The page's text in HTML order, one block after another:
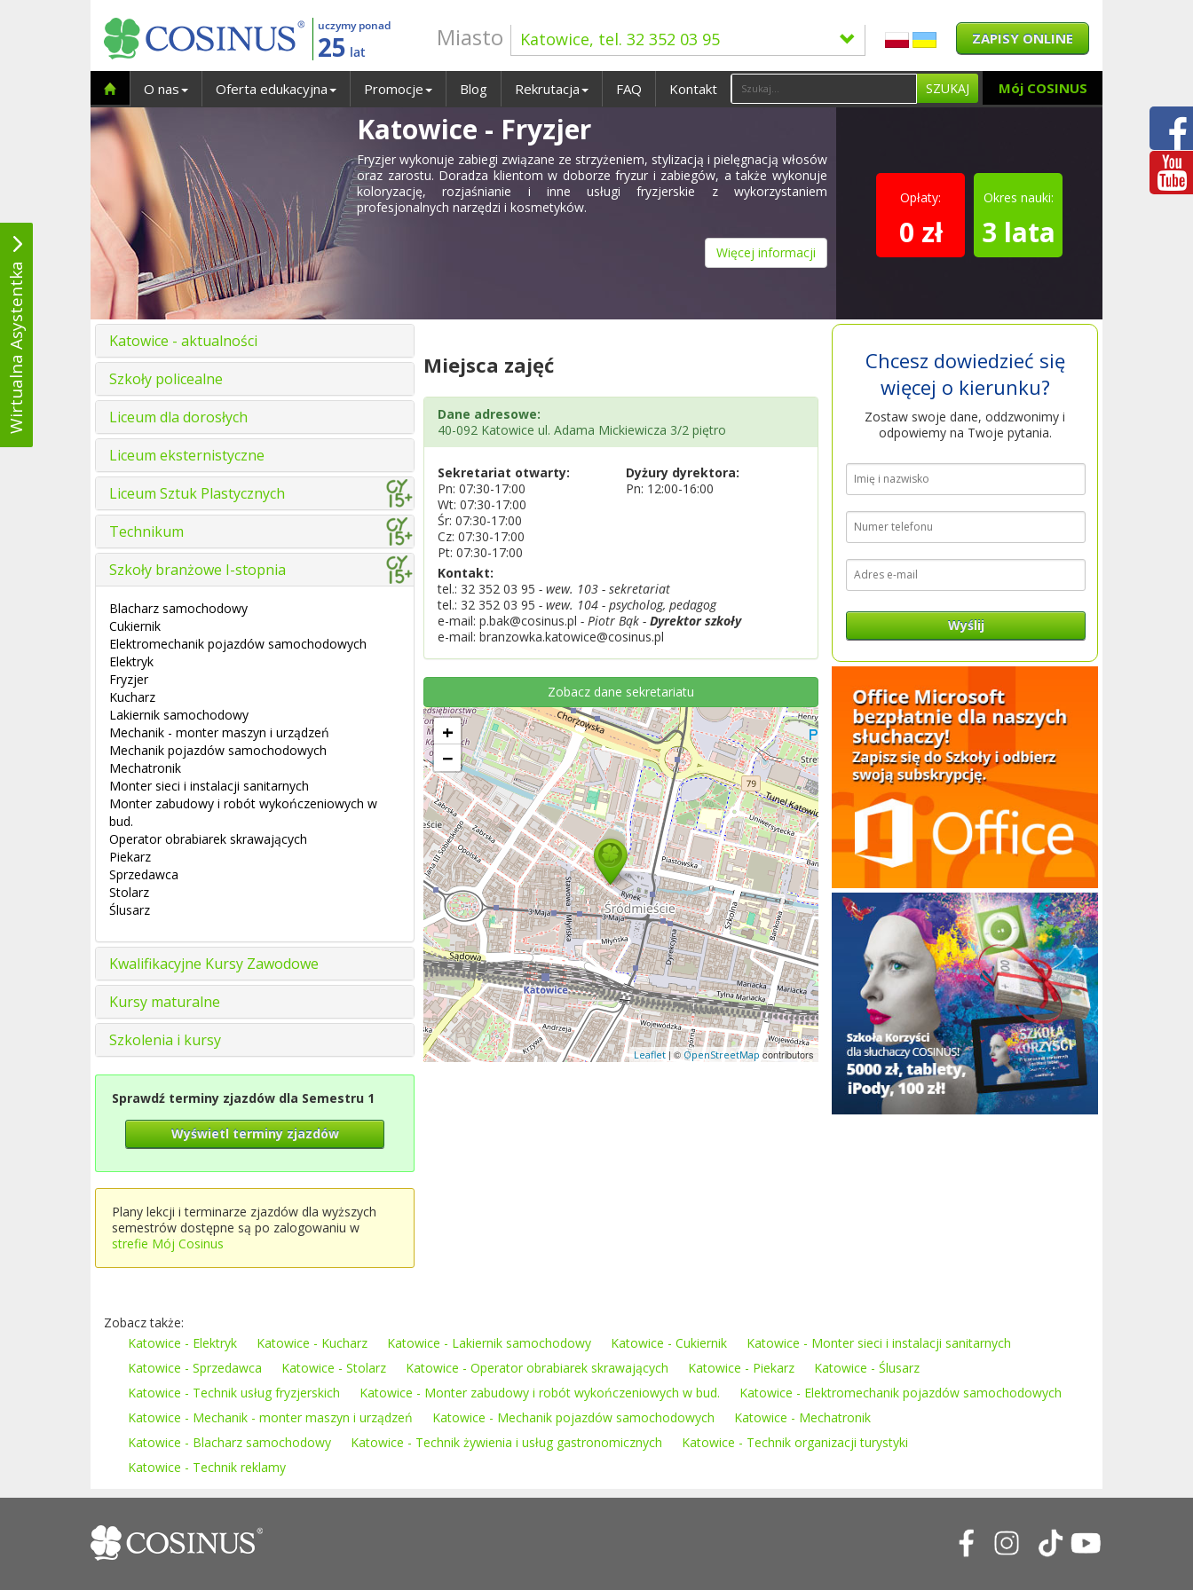
uczymy ponad
25 lat
Miasto Katowice, tel. 32 352 03 95 ZAPISY ONLINE
Mój COSINUS
O nas Oferta edukacyjna Promocje Blog Rekrutacja FAQ Kontakt SZUKAJ
Katowice - Fryzjer
Fryzjer wykonuje zabiegi związane ze strzyżeniem, stylizacją i pielęgnacją włosów
oraz zarostu. Doradza klientom w doborze fryzur i zabiegów, a także wykonuje
koloryzację, rozjaśnianie i inne usługi fryzjerskie z wykorzystaniem
profesjonalnych narzędzi i kosmetyków.
Więcej informacji
Opłaty:
0 zł
Okres nauki:
3 lata
Katowice - aktualności
Szkoły policealne
Liceum dla dorosłych
Liceum eksternistyczne
Liceum Sztuk Plastycznych
Technikum
Szkoły branżowe I-stopnia
Blacharz samochodowy
Cukiernik
Elektromechanik pojazdów samochodowych
Elektryk
Fryzjer
Kucharz
Lakiernik samochodowy
Mechanik - monter maszyn i urządzeń
Mechanik pojazdów samochodowych
Mechatronik
Monter sieci i instalacji sanitarnych
Monter zabudowy i robót wykończeniowych w
bud.
Operator obrabiarek skrawających
Piekarz
Sprzedawca
Stolarz
Ślusarz
Kwalifikacyjne Kursy Zawodowe
Kursy maturalne
Szkolenia i kursy
Sprawdź terminy zjazdów dla Semestru 1
Wyświetl terminy zjazdów
Plany lekcji i terminarze zjazdów dla wyższych
semestrów dostępne są po zalogowaniu w
strefie Mój Cosinus
Miejsca zajęć
Dane adresowe:
40-092 Katowice ul. Adama Mickiewicza 3/2 piętro
Sekretariat otwarty:
Pn: 07:30-17:00
Wt: 07:30-17:00
Śr: 07:30-17:00
Cz: 07:30-17:00
Pt: 07:30-17:00
Dyżury dyrektora:
Pn: 12:00-16:00
Kontakt:
tel.: 32 352 03 95 - wew. 103 - sekretariat
tel.: 32 352 03 95 - wew. 104 - psycholog, pedagog
e-mail: p.bak@cosinus.pl - Piotr Bąk - Dyrektor szkoły
e-mail: branzowka.katowice@cosinus.pl
Zobacz dane sekretariatu
+
−
Leaflet | © OpenStreetMap contributors
Chcesz dowiedzieć się
więcej o kierunku?
Zostaw swoje dane, oddzwonimy i
odpowiemy na Twoje pytania.
Wyślij
Zobacz także:
Katowice - Elektryk
Katowice - Kucharz Katowice - Lakiernik samochodowy Katowice - Cukiernik
Katowice - Monter sieci i instalacji sanitarnych
Katowice - Sprzedawca
Katowice - Stolarz Katowice - Operator obrabiarek skrawających Katowice - Piekarz
Katowice - Ślusarz
Katowice - Technik usług fryzjerskich
Katowice - Monter zabudowy i robót wykończeniowych w bud.
Katowice - Elektromechanik pojazdów samochodowych
Katowice - Mechanik - monter maszyn i urządzeń
Katowice - Mechanik pojazdów samochodowych
Katowice - Mechatronik
Katowice - Blacharz samochodowy
Katowice - Technik żywienia i usług gastronomicznych
Katowice - Technik organizacji turystyki
Katowice - Technik reklamy
Wirtualna Asystentka